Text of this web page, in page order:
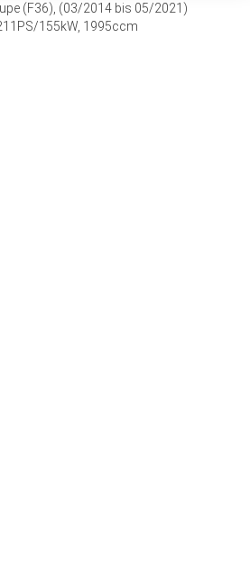
(F36), (03/2014 bis 05/2021)
155kW, 1995ccm